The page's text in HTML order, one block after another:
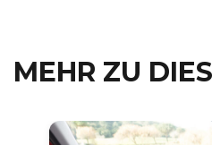
MEHR ZU